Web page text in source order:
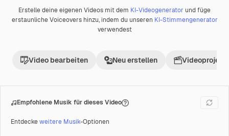
Premium
Erstelle deine eigenen Videos mit dem KI-Videogenerator und füge
erstaunliche Voiceovers hinzu, indem du unseren KI-Stimmengenerator
verwendest
Video bearbeiten Neu erstellen Videoprojekt
Empfohlene Musik für dieses Video
Entdeckeweitere Musik-Optionen